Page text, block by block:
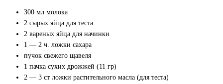
300 мл молока
2 сырых яйца для теста
2 вареных яйца для начинки
1 — 2 ч. ложки сахара
пучок свежего щавеля
1 пачка сухих дрожжей (11 гр)
2 — 3 ст ложки растительного масла (для теста)